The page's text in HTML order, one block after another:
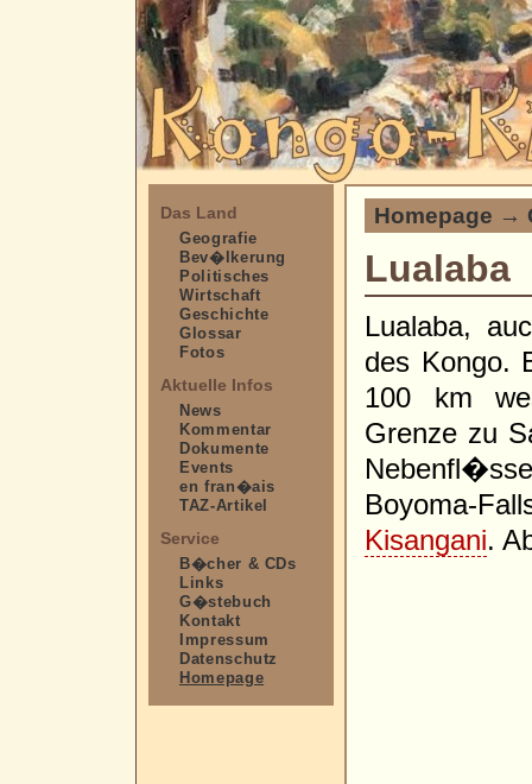
Das Land
Geografie
Bev�lkerung
Politisches
Wirtschaft
Geschichte
Glossar
Fotos
Aktuelle Infos
News
Kommentar
Dokumente
Events
en fran�ais
TAZ-Artikel
Service
B�cher & CDs
Links
G�stebuch
Kontakt
Impressum
Datenschutz
Homepage
Homepage →
Lualaba
Lualaba,
des Kongo.
100 km
Grenze zu
Boyoma-
Kisangani.